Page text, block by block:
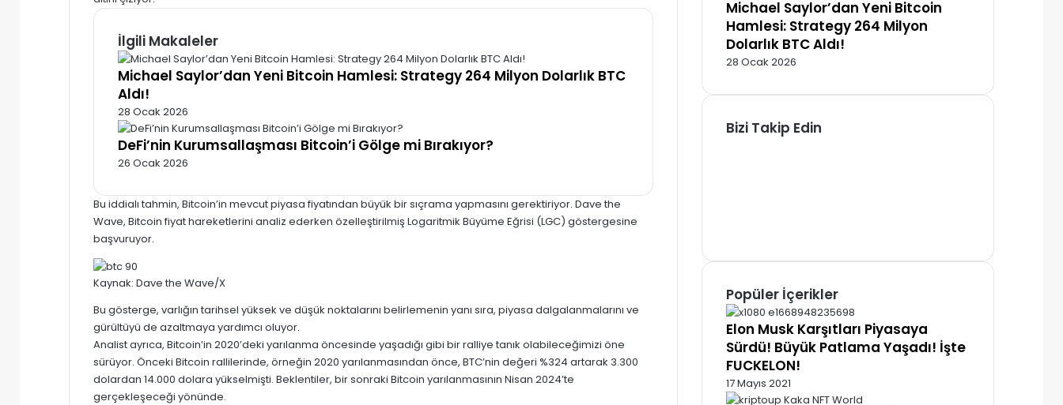
İlgili Makaleler
Michael Saylor’dan Yeni Bitcoin Hamlesi: Strategy 264 Milyon Dolarlık BTC
Aldı!
28 Ocak 2026
DeFi’nin Kurumsallaşması Bitcoin’i Gölge mi Bırakıyor?
26 Ocak 2026
Bu iddialı tahmin, Bitcoin’in mevcut piyasa fiyatından büyük bir sıçrama yapmasını gerektiriyor. Dave the
Wave, Bitcoin fiyat hareketlerini analiz ederken özelleştirilmiş Logaritmik Büyüme Eğrisi (LGC) göstergesine
başvuruyor.
Kaynak: Dave the Wave/X
Bu gösterge, varlığın tarihsel yüksek ve düşük noktalarını belirlemenin yanı sıra, piyasa dalgalanmalarını ve
gürültüyü de azaltmaya yardımcı oluyor.
Analist ayrıca, Bitcoin’in 2020’deki yarılanma öncesinde yaşadığı gibi bir ralliye tanık olabileceğimizi öne
sürüyor. Önceki Bitcoin rallilerinde, örneğin 2020 yarılanmasından önce, BTC’nin değeri %324 artarak 3.300
dolardan 14.000 dolara yükselmişti. Beklentiler, bir sonraki Bitcoin yarılanmasının Nisan 2024’te
gerçekleşeceği yönünde.
Michael Saylor’dan Yeni Bitcoin
Hamlesi: Strategy 264 Milyon
Dolarlık BTC Aldı!
28 Ocak 2026
Bizi Takip Edin
Popüler İçerikler
Elon Musk Karşıtları Piyasaya
Sürdü! Büyük Patlama Yaşadı! İşte
FUCKELON!
17 Mayıs 2021